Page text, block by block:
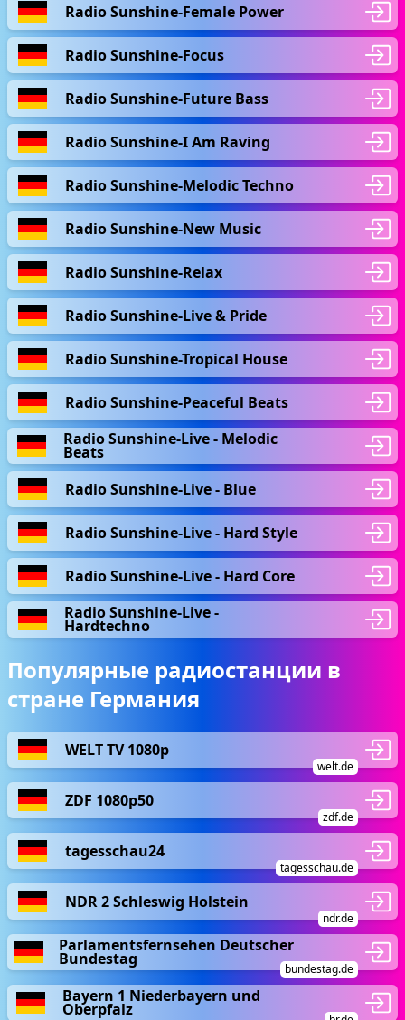
Radio Sunshine-Female Power
Radio Sunshine-Focus
Radio Sunshine-Future Bass
Radio Sunshine-I Am Raving
Radio Sunshine-Melodic Techno
Radio Sunshine-New Music
Radio Sunshine-Relax
Radio Sunshine-Live & Pride
Radio Sunshine-Tropical House
Radio Sunshine-Peaceful Beats
Radio Sunshine-Live - Melodic
Beats
Radio Sunshine-Live - Blue
Radio Sunshine-Live - Hard Style
Radio Sunshine-Live - Hard Core
Radio Sunshine-Live -
Hardtechno
Популярные радиостанции в
стране Германия
WELT TV 1080p
welt.de
ZDF 1080p50
zdf.de
tagesschau24
tagesschau.de
NDR 2 Schleswig Holstein
ndr.de
Parlamentsfernsehen Deutscher
Bundestag
bundestag.de
Bayern 1 Niederbayern und
Oberpfalz